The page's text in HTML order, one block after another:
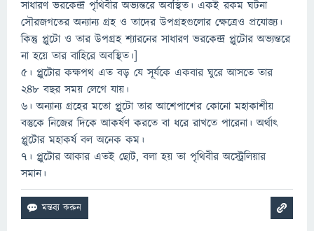
সাধারণ ভরকেন্দ্র পৃথিবীর অভ্যন্তরে অবস্থিত। একই রকম ঘটনা
সৌরজগতের অন্যান্য গ্রহ ও তাদের উপগ্রহগুলোর ক্ষেত্রেও প্রযোজ্য।
কিন্তু প্লুটো ও তার উপগ্রহ শ্যারনের সাধারণ ভরকেন্দ্র প্লুটোর অভ্যন্তরে
না হয়ে তার বাহিরে অবস্থিত।]
৫। প্লুটোর কক্ষপথ এত বড় যে সূর্যকে একবার ঘুরে আসতে তার
২৪৮ বছর সময় লেগে যায়।
৬। অন্যান্য গ্রহের মতো প্লুটো তার আশেপাশের কোনো মহাকাশীয়
বস্তুকে নিজের দিকে আকর্ষণ করতে বা ধরে রাখতে পারেনা। অর্থাৎ
প্লুটোর মহাকর্ষ বল অনেক কম।
৭। প্লুটোর আকার এতই ছোট, বলা হয় তা পৃথিবীর অস্ট্রেলিয়ার
সমান।